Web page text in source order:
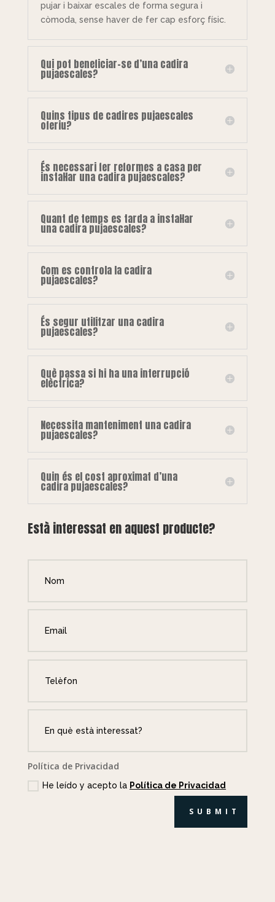
pujar i baixar escales de forma segura i
còmoda, sense haver de fer cap esforç físic.
Qui pot beneficiar-se d’una cadira
pujaescales?
Quins tipus de cadires pujaescales
oferiu?
És necessari fer reformes a casa per
instal·lar una cadira pujaescales?
Quant de temps es tarda a instal·lar
una cadira pujaescales?
Com es controla la cadira
pujaescales?
És segur utilitzar una cadira
pujaescales?
Què passa si hi ha una interrupció
elèctrica?
Necessita manteniment una cadira
pujaescales?
Quin és el cost aproximat d’una
cadira pujaescales?
Està interessat en aquest producte?
Política de Privacidad
He leído y acepto la Política de Privacidad
SUBMIT